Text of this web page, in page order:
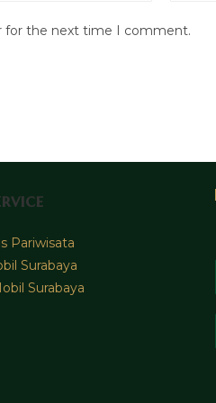
URL
for the next time I comment.
Pariwisata
Surabaya
Surabaya